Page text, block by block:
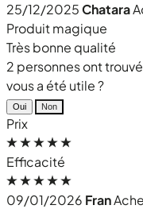
25/12/2025Chatara
Produit magique
Très bonne qualité
2 personnes ont
vous a été utile ?
Oui Non
Prix
Efficacité
09/01/2026 Fran